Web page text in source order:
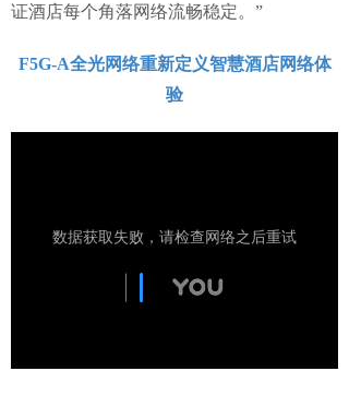
证酒店每个角落网络流畅稳定。”
F5G-A全光网络重新定义智慧酒店网络体
验